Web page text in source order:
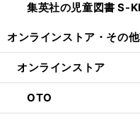
集英社の児童図書 S-
オンラインストア・ その
オンラインストア
OTO